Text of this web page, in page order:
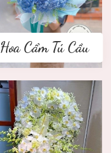
Hoa Cẩm Tú Cầu